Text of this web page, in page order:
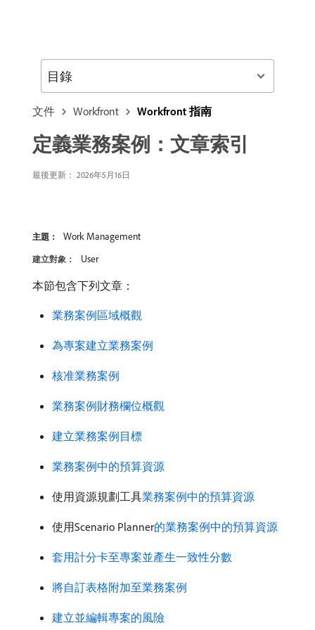
文件 Workfront Workfront 指南
定義業務案例：文章索引
最後更新： 2026年5月16日
主題： Work Management
建立對象： User
本節包含下列文章：
業務案例區域概觀
為專案建立業務案例
核准業務案例
業務案例財務欄位概觀
建立業務案例目標
業務案例中的預算資源
使用資源規劃工具業務案例中的預算資源
使用Scenario Planner的業務案例中的預算資源
套用計分卡至專案並產生一致性分數
將自訂表格附加至業務案例
建立並編輯專案的風險
目錄